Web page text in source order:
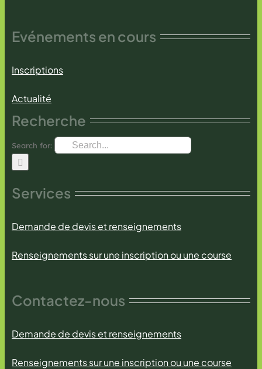
Evénements en cours
Inscriptions
Actualité
Recherche
Search for:
Services
Demande de devis et renseignements
Renseignements sur une inscription ou une course
Contactez-nous
Demande de devis et renseignements
Renseignements sur une inscription ou une course